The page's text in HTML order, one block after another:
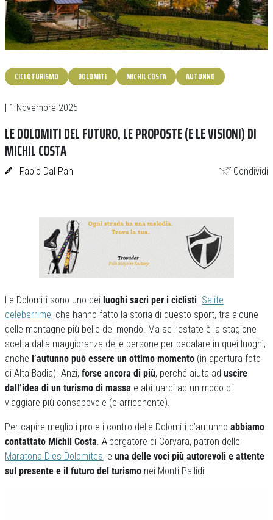
CICLOTURISMO DOLOMITI MICHIL COSTA AUTUNNO
| 1 Novembre 2025
LE DOLOMITI DEL FUTURO, LE PROPOSTE (E LE VISIONI) DI
MICHIL COSTA
Fabio Dal Pan Condividi
Le Dolomiti sono uno dei luoghi sacri per i ciclisti. Salite
celeberrime, che hanno fatto la storia di questo sport, tra alcune
delle montagne più belle del mondo. Ma se l’estate è la stagione
scelta dalla maggioranza delle persone per pedalare in quei luoghi,
anche l’autunno può essere un ottimo momento (in apertura foto
di Alta Badia). Anzi, forse ancora di più, perché aiuta ad uscire
dall’idea di un turismo di massa e abituarci ad un modo di
viaggiare più consapevole (e arricchente).
Per capire meglio i pro e i contro delle Dolomiti d’autunno abbiamo
contattato Michil Costa. Albergatore di Corvara, patron delle
Maratona Dles Dolomites, e una delle voci più autorevoli e attente
sul presente e il futuro del turismo nei Monti Pallidi.